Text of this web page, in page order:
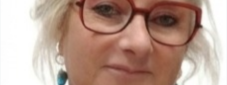
Ressources Humaines.
Membre de la commission Sport Culture Vies Associative
et Scolaire.
Membre de la Commission Communale des Impôts Directs.
Représentant de la commune au Comité Syndical de